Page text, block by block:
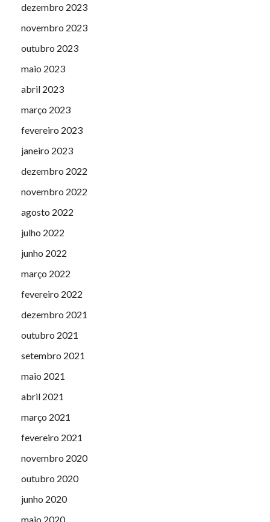
dezembro 2023
novembro 2023
outubro 2023
maio 2023
abril 2023
março 2023
fevereiro 2023
janeiro 2023
dezembro 2022
novembro 2022
agosto 2022
julho 2022
junho 2022
março 2022
fevereiro 2022
dezembro 2021
outubro 2021
setembro 2021
maio 2021
abril 2021
março 2021
fevereiro 2021
novembro 2020
outubro 2020
junho 2020
maio 2020